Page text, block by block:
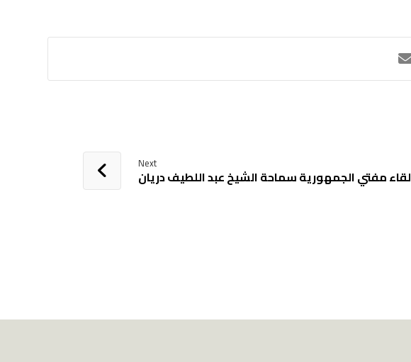
Next
لقاء مفتي الجمهورية سماحة الشيخ عبد اللطيف دريان